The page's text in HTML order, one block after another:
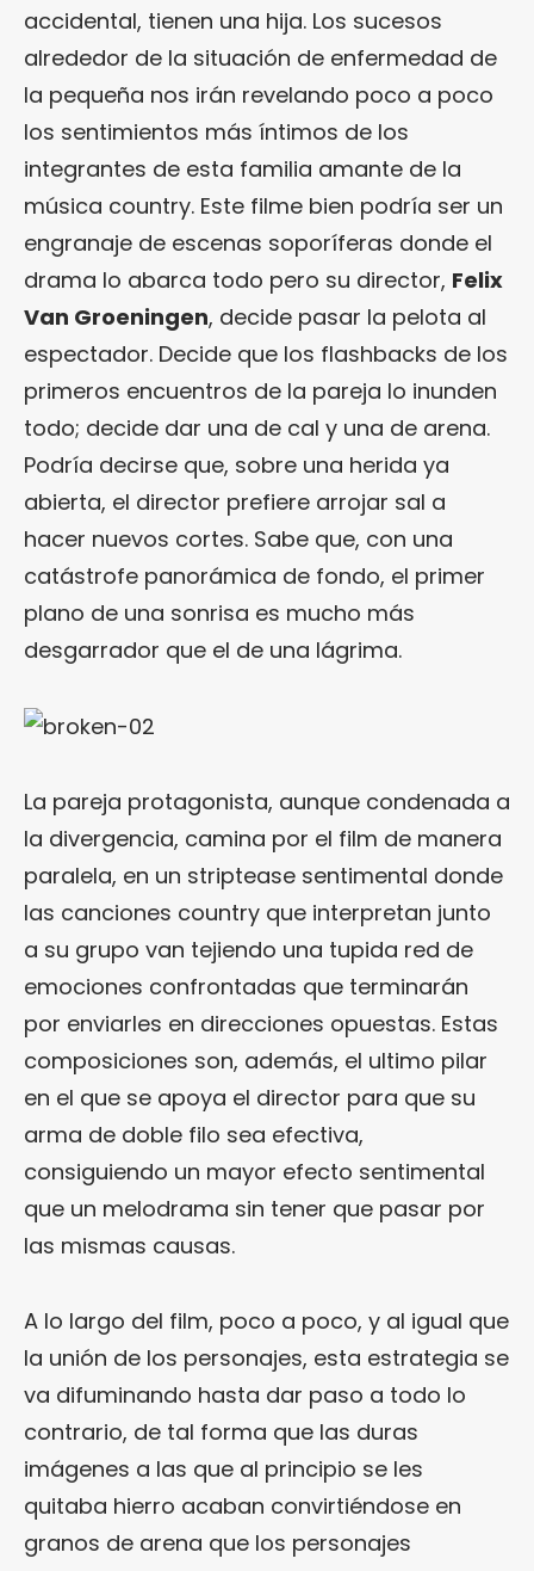
accidental, tienen una hija. Los sucesos
alrededor de la situación de enfermedad de
la pequeña nos irán revelando poco a poco
los sentimientos más íntimos de los
integrantes de esta familia amante de la
música country. Este filme bien podría ser un
engranaje de escenas soporíferas donde el
drama lo abarca todo pero su director, Felix
Van Groeningen, decide pasar la pelota al
espectador. Decide que los flashbacks de los
primeros encuentros de la pareja lo inunden
todo; decide dar una de cal y una de arena.
Podría decirse que, sobre una herida ya
abierta, el director prefiere arrojar sal a
hacer nuevos cortes. Sabe que, con una
catástrofe panorámica de fondo, el primer
plano de una sonrisa es mucho más
desgarrador que el de una lágrima.
La pareja protagonista, aunque condenada a
la divergencia, camina por el film de manera
paralela, en un striptease sentimental donde
las canciones country que interpretan junto
a su grupo van tejiendo una tupida red de
emociones confrontadas que terminarán
por enviarles en direcciones opuestas. Estas
composiciones son, además, el ultimo pilar
en el que se apoya el director para que su
arma de doble filo sea efectiva,
consiguiendo un mayor efecto sentimental
que un melodrama sin tener que pasar por
las mismas causas.
A lo largo del film, poco a poco, y al igual que
la unión de los personajes, esta estrategia se
va difuminando hasta dar paso a todo lo
contrario, de tal forma que las duras
imágenes a las que al principio se les
quitaba hierro acaban convirtiéndose en
granos de arena que los personajes